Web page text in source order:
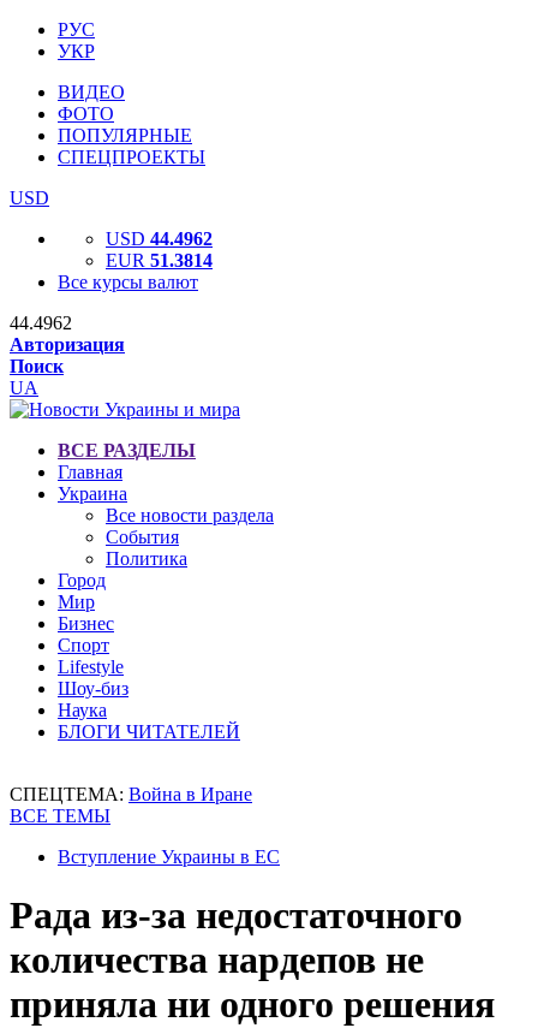
РУС
УКР
ВИДЕО
ФОТО
ПОПУЛЯРНЫЕ
СПЕЦПРОЕКТЫ
USD
USD 44.4962
EUR 51.3814
Все курсы валют
44.4962
Авторизация
Поиск
UA
ВСЕ РАЗДЕЛЫ
Главная
Украина
Все новости раздела
События
Политика
Город
Мир
Бизнес
Спорт
Lifestyle
Шоу-биз
Наука
БЛОГИ ЧИТАТЕЛЕЙ
СПЕЦТЕМА: Война в Иране
ВСЕ ТЕМЫ
Вступление Украины в ЕС
Рада из-за недостаточного
количества нардепов не
приняла ни одного решения